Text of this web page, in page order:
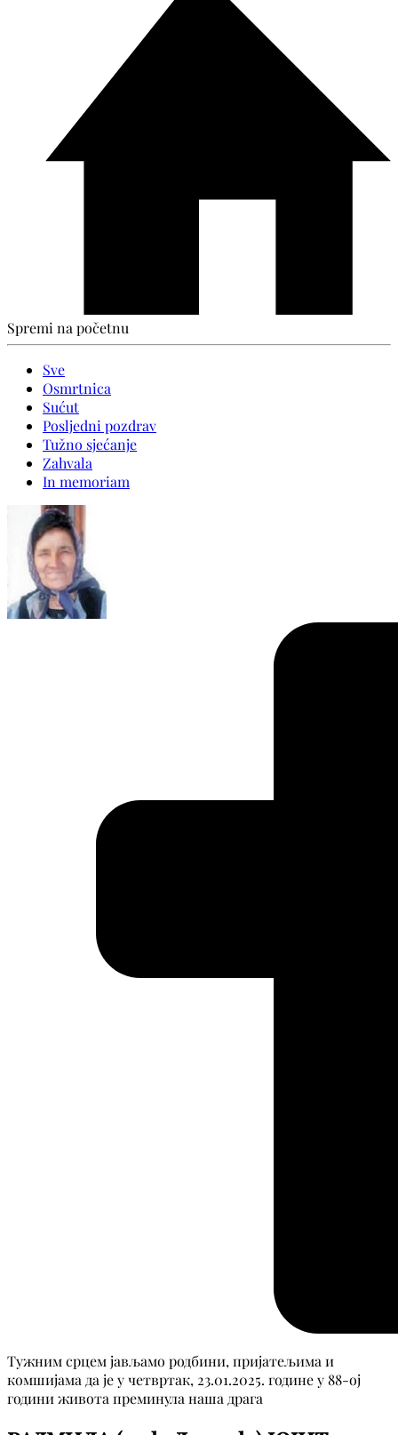
Spremi na početnu
Sve
Osmrtnica
Sućut
Posljedni pozdrav
Tužno sjećanje
Zahvala
In memoriam
Тужним срцем јављамо родбини, пријатељима и
комшијама да је у четвртак, 23.01.2025. године у 88-ој
години живота преминула наша драга